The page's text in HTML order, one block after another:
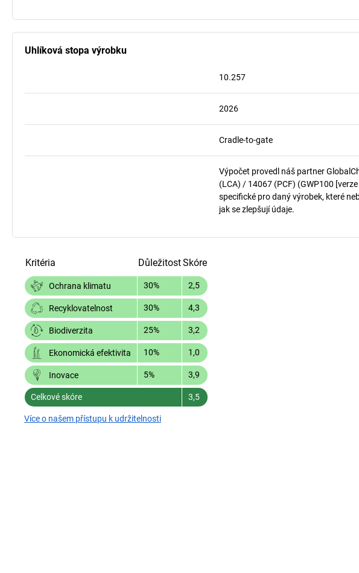
Uhlíková stopa výrobku
10.257
2026
Cradle-to-gate
Výpočet provedl náš partner
(LCA) / 14067 (PCF) (GWP100
specifické pro daný výrobek, které
jak se zlepšují údaje.
Kritéria DůležitostSkóre
Ochrana klimatu 30% 2,5
Recyklovatelnost 30% 4,3
Biodiverzita 25% 3,2
Ekonomická efektivita 10% 1,0
Inovace 5% 3,9
Celkové skóre 3,5
Více o našem přístupu k udržitelnosti